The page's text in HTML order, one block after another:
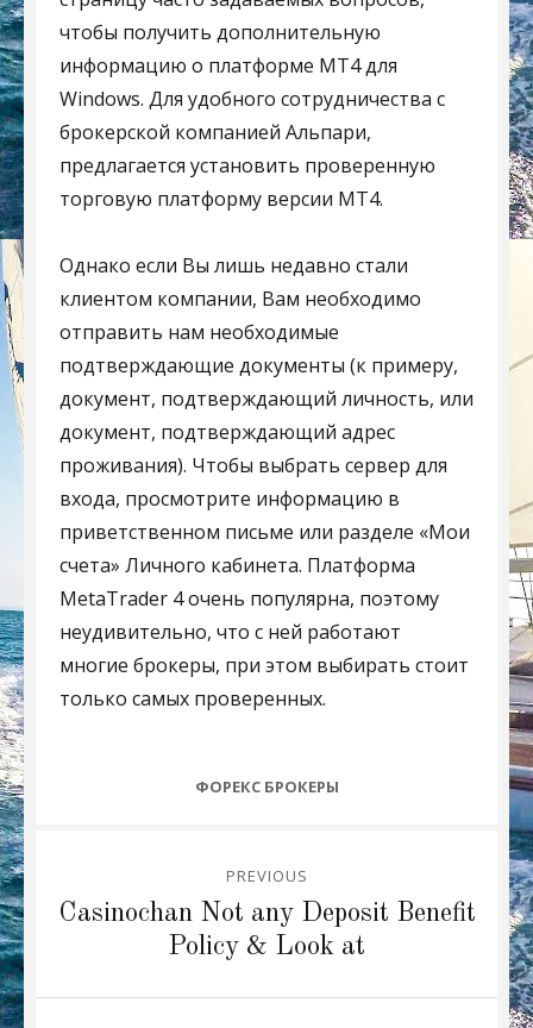
чтобы получить дополнительную
информацию о платформе MT4 для
Windows. Для удобного сотрудничества с
брокерской компанией Альпари,
предлагается установить проверенную
торговую платформу версии МТ4.
Однако если Вы лишь недавно стали
клиентом компании, Вам необходимо
отправить нам необходимые
подтверждающие документы (к примеру,
документ, подтверждающий личность, или
документ, подтверждающий адрес
проживания). Чтобы выбрать сервер для
входа, просмотрите информацию в
приветственном письме или разделе «Мои
счета» Личного кабинета. Платформа
MetaTrader 4 очень популярна, поэтому
неудивительно, что с ней работают
многие брокеры, при этом выбирать стоит
только самых проверенных.
CATEGORIES
ФОРЕКС БРОКЕРЫ
navigation
PREVIOUS
Previous
Casinochan Not any Deposit Benefit
Policy & Look at